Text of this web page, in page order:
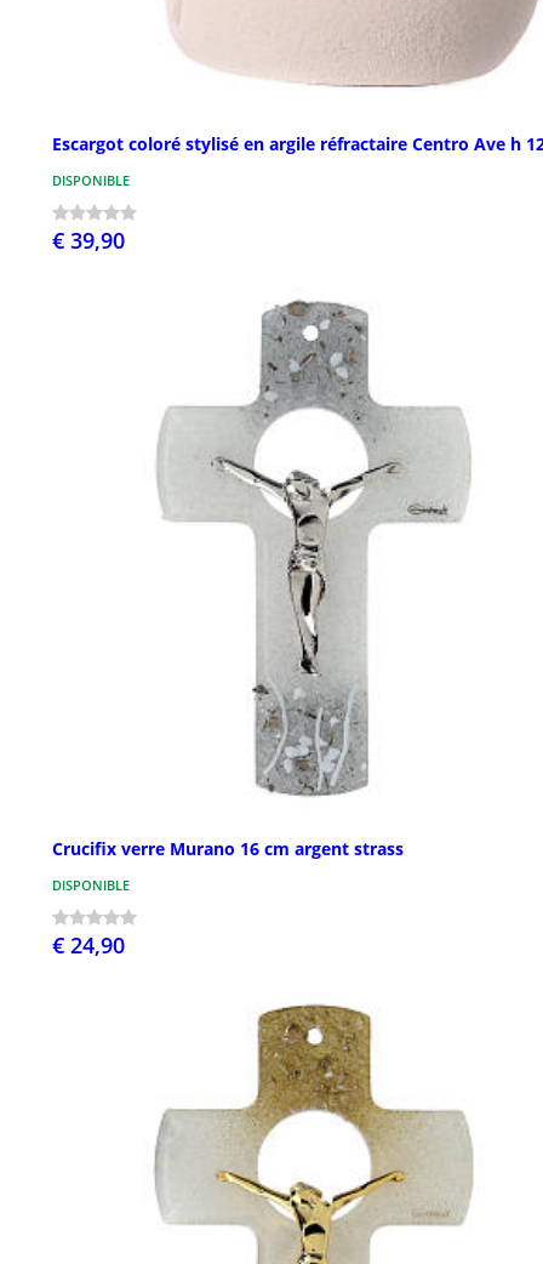
Escargot coloré stylisé en argile réfractaire Centro Ave h
DISPONIBLE
€ 39,90
Crucifix verre Murano 16 cm argent strass
DISPONIBLE
€ 24,90